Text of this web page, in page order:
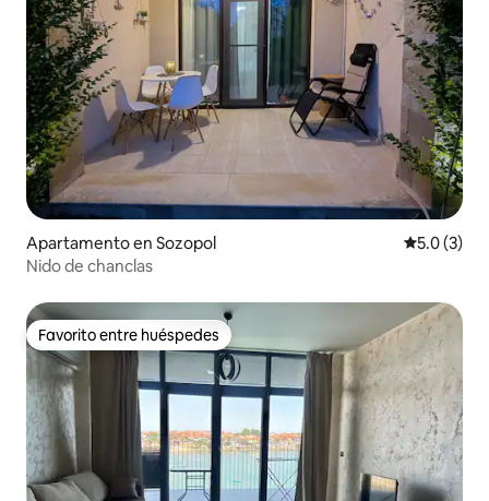
Apartamento en Sozopol
5.0 (3)
Nido de chanclas
Favorito entre huéspedes
Favorito entre huéspedes